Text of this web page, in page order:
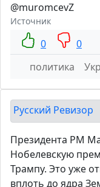
@muromcevZ
Источник
0 0
политика
Русский Ревизор
Президента РМ
Нобелевскую
Трампу. Это уже
вплоть до ядра